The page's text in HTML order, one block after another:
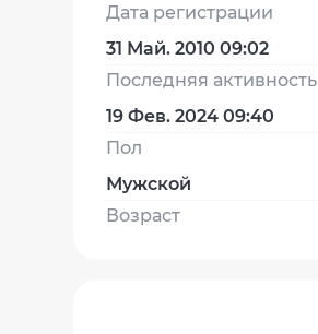
Дата регистрации
31 Май. 2010 09:02
Последняя активность
19 Фев. 2024 09:40
Пол
Мужской
Возраст